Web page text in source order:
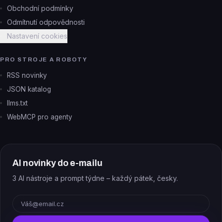
Obchodní podmínky
Odmítnutí odpovědnosti
Nastavení cookies
PRO STROJE A ROBOTY
RSS novinky
JSON katalog
llms.txt
WebMCP pro agenty
AI novinky do e-mailu
3 AI nástroje a prompt týdne – každý pátek, česky.